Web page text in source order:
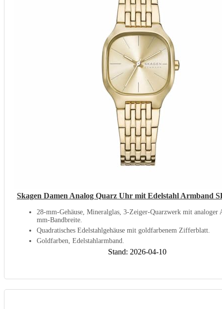
Skagen Damen Analog Quarz Uhr mit Edelstahl Armband
28-mm-Gehäuse, Mineralglas, 3-Zeiger-Quarzwerk mit analoger
mm-Bandbreite.
Quadratisches Edelstahlgehäuse mit goldfarbenem Zifferblatt.
Goldfarben, Edelstahlarmband.
Stand: 2026-04-10